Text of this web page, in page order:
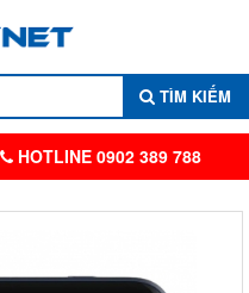
TÌM KIẾM
HOTLINE 0902 389 788